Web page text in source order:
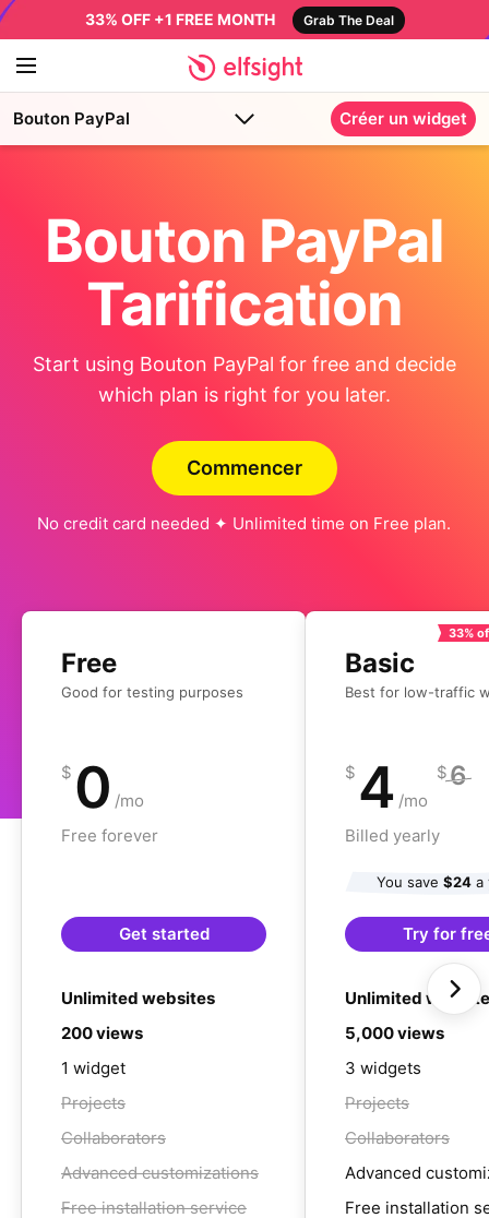
33% OFF +1 FREE MONTH Grab The Deal
Bouton PayPal Créer un widget
Bouton PayPal
Tarification
Start using Bouton PayPal for free and decide
which plan is right for you later.
Commencer
No credit card needed ✦ Unlimited time on Free plan.
Free
Good for testing purposes
$ 0 /mo
Free forever
Get started
Unlimited websites
200 views
1 widget
Projects
Collaborators
Advanced customizations
Free installation service
Basic
Best for low-traffic
33%
$ 4 /mo
$6
Billed yearly
You save $24a
Try for
Unlimited
5,000 views
3 widgets
Projects
Collaborators
Advanced
Free installation